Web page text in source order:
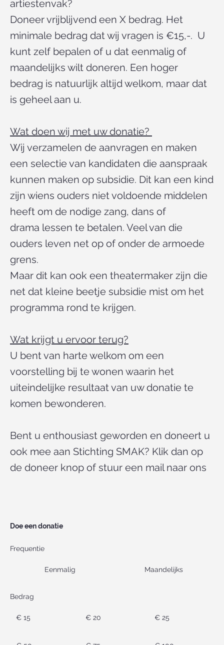
artiestenvak?
Doneer vrijblijvend een X bedrag. Het
minimale bedrag dat wij vragen is €15,-. U
kunt zelf bepalen of u dat eenmalig of
maandelijks wilt doneren. Een hoger
bedrag is natuurlijk altijd welkom, maar dat
is geheel aan u.
Wat doen wij met uw donatie?
Wij verzamelen de aanvragen en maken
een selectie van kandidaten die aanspraak
kunnen maken op subsidie. Dit kan een kind
zijn wiens ouders niet voldoende middelen
heeft om de nodige zang, dans of
drama lessen te betalen. Veel van die
ouders leven net op of onder de armoede
grens.
Maar dit kan ook een theatermaker zijn die
net dat kleine beetje subsidie mist om het
programma rond te krijgen.
Wat krijgt u ervoor terug?
U bent van harte welkom om een
voorstelling bij te wonen waarin het
uiteindelijke resultaat van uw donatie te
komen bewonderen.
Bent u enthousiast geworden en doneert u
ook mee aan Stichting SMAK? Klik dan op
de doneer knop of stuur een mail naar ons
Doe een donatie
Frequentie
Eenmalig Maandelijks
Bedrag
€ 15 € 20 € 25